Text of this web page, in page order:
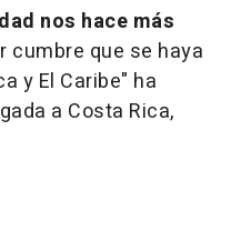
nos hace más
cumbre que se haya
y El Caribe" ha
a Costa Rica,